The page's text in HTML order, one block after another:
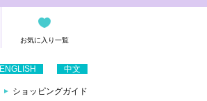
お気に入り一覧
ENGLISH 中文
ショッピングガイド